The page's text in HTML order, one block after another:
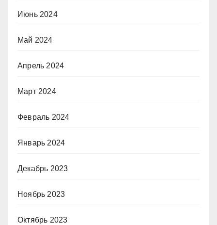
Июнь 2024
Май 2024
Апрель 2024
Март 2024
Февраль 2024
Январь 2024
Декабрь 2023
Ноябрь 2023
Октябрь 2023